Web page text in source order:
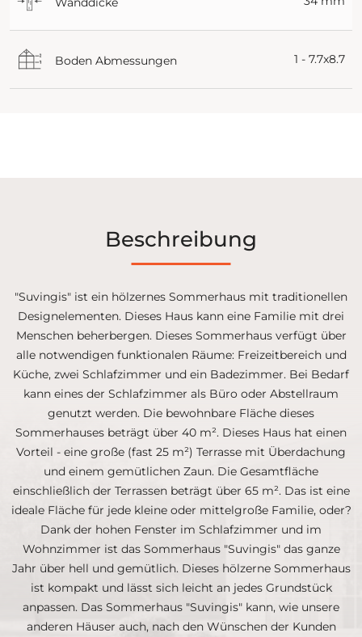
Boden Abmessungen 1 - 7.7x8.7
Beschreibung
"Suvingis" ist ein hölzernes Sommerhaus mit traditionellen
Designelementen. Dieses Haus kann eine Familie mit drei
Menschen beherbergen. Dieses Sommerhaus verfügt über
alle notwendigen funktionalen Räume: Freizeitbereich und
Küche, zwei Schlafzimmer und ein Badezimmer. Bei Bedarf
kann eines der Schlafzimmer als Büro oder Abstellraum
genutzt werden. Die bewohnbare Fläche dieses
Sommerhauses beträgt über 40 m². Dieses Haus hat einen
Vorteil - eine große (fast 25 m²) Terrasse mit Überdachung
und einem gemütlichen Zaun. Die Gesamtfläche
einschließlich der Terrassen beträgt über 65 m². Das ist eine
ideale Fläche für jede kleine oder mittelgroße Familie, oder?
Dank der hohen Fenster im Schlafzimmer und im
Wohnzimmer ist das Sommerhaus "Suvingis" das ganze
Jahr über hell und gemütlich. Dieses hölzerne Sommerhaus
ist kompakt und lässt sich leicht an jedes Grundstück
anpassen. Das Sommerhaus "Suvingis" kann, wie unsere
anderen Häuser auch, nach den Wünschen der Kunden